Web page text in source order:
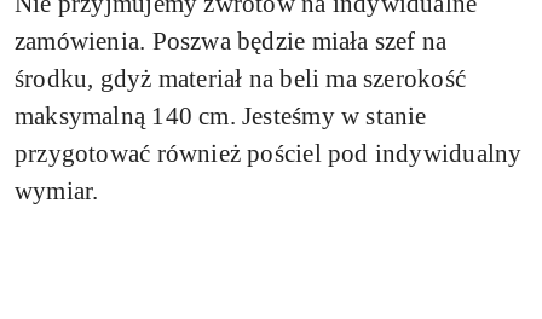
zamówienia. Poszwa będzie miała szef na
środku, gdyż materiał na beli ma szerokość
maksymalną 140 cm. Jesteśmy w stanie
przygotować również pościel pod indywidualny
wymiar.